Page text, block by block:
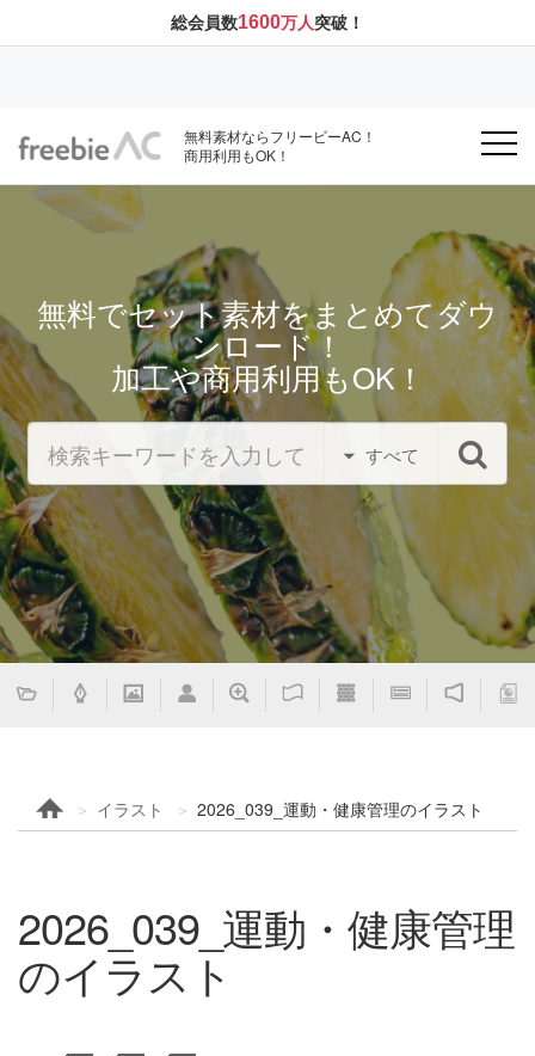
総会員数1600万人突破！
無料素材ならフリービーAC！
商用利用もOK！
無料でセット素材をまとめてダウ
ンロード！
加工や商用利用もOK！
すべて
イラスト 2026_039_運動・健康管理のイラスト
2026_039_運動・健康管理
のイラスト